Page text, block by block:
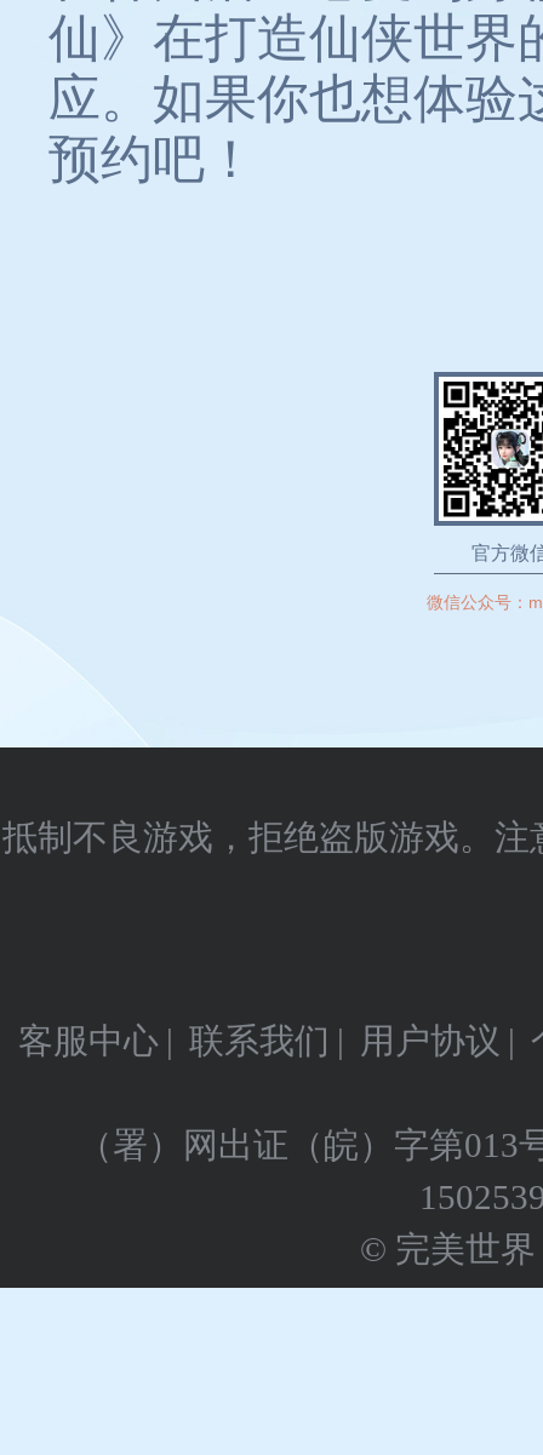
仙》在打造仙侠世界
应。如果你也想体验
预约吧！
官方微
微信公众号：
抵制不良游戏，拒绝盗版游戏。
客服中心 | 联系我们 | 用户协议 |
（署）网出证（皖）字第013
© 完美世界